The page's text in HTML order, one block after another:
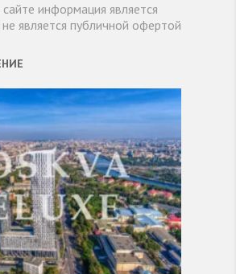
информация является
является публичной офертой